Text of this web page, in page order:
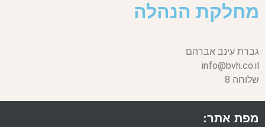
מחלקת הנהלה
גברת עינב אברהם
info@bvh.co.il
שלוחה 8
מפת אתר: